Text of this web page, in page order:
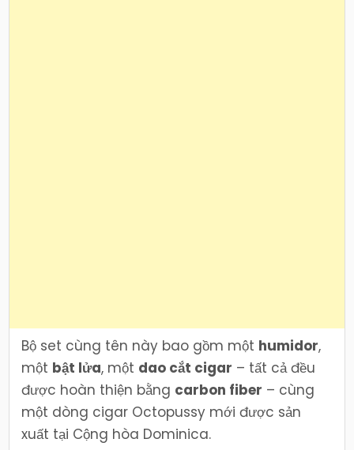
Bộ set cùng tên này bao gồm một humidor,
một bật lửa, một dao cắt cigar – tất cả đều
được hoàn thiện bằng carbon fiber – cùng
một dòng cigar Octopussy mới được sản
xuất tại Cộng hòa Dominica.